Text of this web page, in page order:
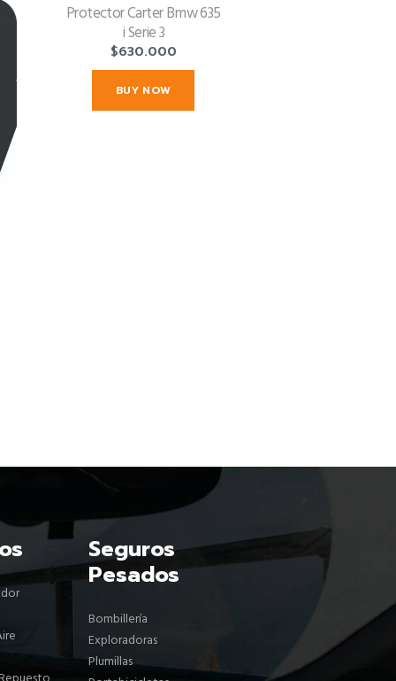
Protector Carter Bmw 635
i Serie 3
$630.000
BUY NOW
Seguros
Pesados
Bombillería
Exploradoras
Plumillas